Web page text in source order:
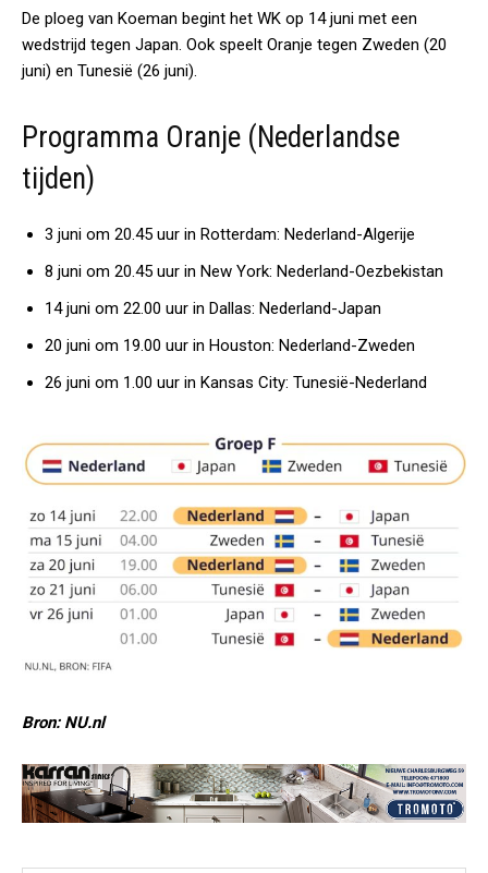
De ploeg van Koeman begint het WK op 14 juni met een
wedstrijd tegen Japan. Ook speelt Oranje tegen Zweden (20
juni) en Tunesië (26 juni).
Programma Oranje (Nederlandse
tijden)
3 juni om 20.45 uur in Rotterdam: Nederland-Algerije
8 juni om 20.45 uur in New York: Nederland-Oezbekistan
14 juni om 22.00 uur in Dallas: Nederland-Japan
20 juni om 19.00 uur in Houston: Nederland-Zweden
26 juni om 1.00 uur in Kansas City: Tunesië-Nederland
Bron: NU.nl